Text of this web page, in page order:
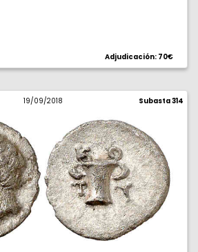
Adjudicación: 70€
19/09/2018 Subasta 314